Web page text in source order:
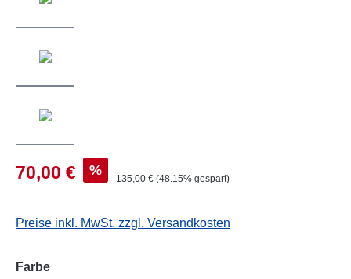
70,00 € %
135,00 € (48.15% gespart)
Preise inkl. MwSt. zzgl. Versandkosten
Farbeauswählen